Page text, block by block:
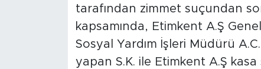
tarafından zimmet suçundan
kapsamında, Etimkent A.Ş
Sosyal Yardım İşleri Müdürü
yapan S.K. ile Etimkent A.Ş